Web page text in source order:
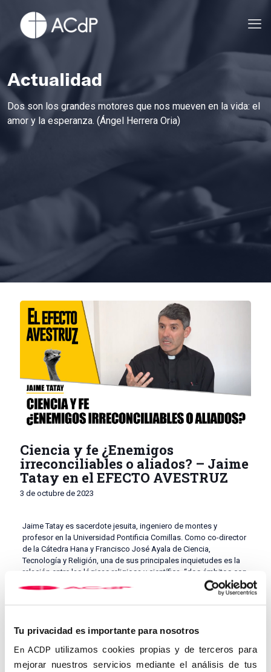
Tu privacidad es importante para nosotros
En ACDP utilizamos cookies propias y de terceros para
mejorar nuestros servicios mediante el análisis de tus
Actualidad
Dos son los grandes motores que nos mueven en la vida: el
amor y la esperanza. (Ángel Herrera Oria)
Ciencia y fe ¿Enemigos
irreconciliables o aliados? – Jaime
Tatay en el EFECTO AVESTRUZ
3 de octubre de 2023
Jaime Tatay es sacerdote jesuita, ingeniero de montes y
profesor en la Universidad Pontificia Comillas. Como co-director
de la Cátedra Hana y Francisco José Ayala de Ciencia,
Tecnología y Religión, una de sus principales inquietudes es la
relación entre las lógicas religiosa y científica, “dos ámbitos con
un gran potencial para enriquecerse mutuamente”, según afirma